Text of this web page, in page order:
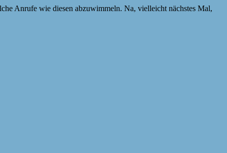
Anrufe wie diesen abzuwimmeln. Na, vielleicht nächstes Mal,